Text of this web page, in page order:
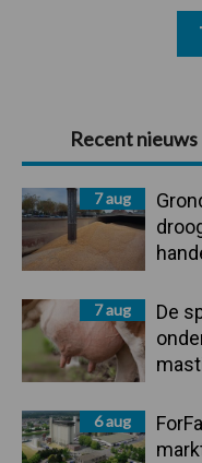
Primaire
Sidebar
Recent nieuws
7 aug
7 aug
De
6 aug